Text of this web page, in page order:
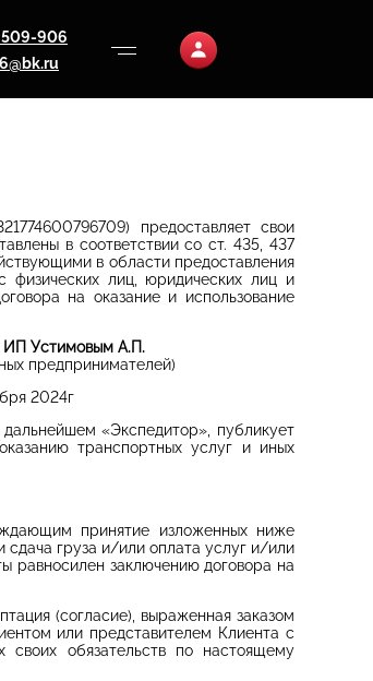
509-906
предоставляет свои
в соответствии со ст. 435, 437
в области предоставления
физических лиц, юридических лиц и
на оказание и использование
ИП Устимовым А.П.
предпринимателей)
2024г
«Экспедитор», публикует
транспортных услуг и иных
принятие изложенных ниже
сдача груза и/или оплата услуг и/или
равносилен заключению договора на
(согласие), выраженная заказом
или представителем Клиента с
обязательств по настоящему